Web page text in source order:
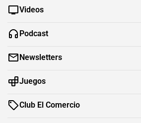
Videos
Podcast
Newsletters
Juegos
Club El Comercio